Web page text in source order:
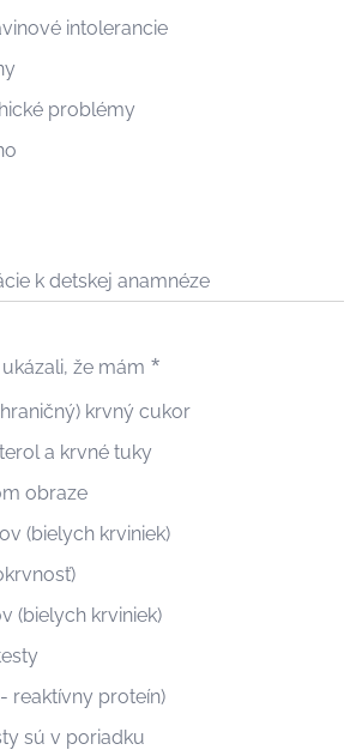
intolerancie
problémy
k detskej anamnéze
že mám
krvný cukor
a krvné tuky
obraze
(bielych krviniek)
(bielych krviniek)
reaktívny proteín)
sú v poriadku